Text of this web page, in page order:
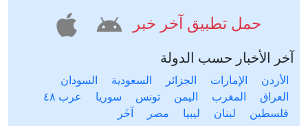
حمل تطبيق آخر خبر
آخر الأخبار حسب الدولة
الأردن الإمارات الجزائر السعودية
السودان
العراق
المغرب اليمن تونس سوريا
عرب ٤٨
فلسطين
لبنان ليبيا مصر آخَر